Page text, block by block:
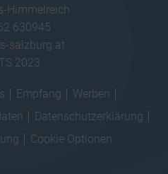
Himmelreich
630945
salzburg.at
2023
Empfang
Werben
Datenschutzerklärung
Cookie Optionen